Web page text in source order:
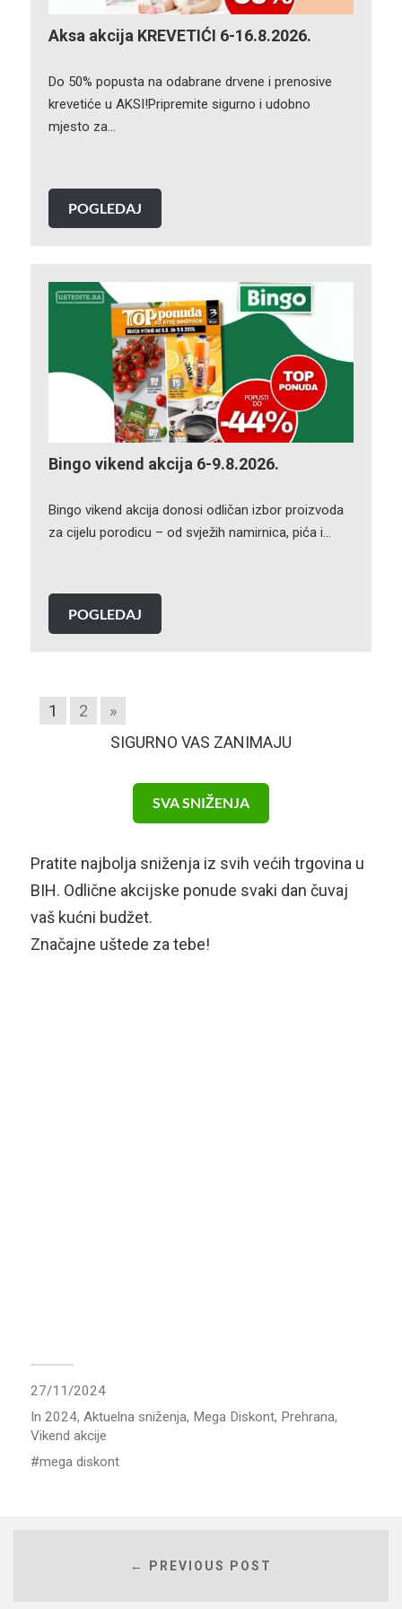
Aksa akcija KREVETIĆI 6-16.8.2026.
Do 50% popusta na odabrane drvene i prenosive
krevetiće u AKSI!Pripremite sigurno i udobno
mjesto za…
POGLEDAJ
Bingo vikend akcija 6-9.8.2026.
Bingo vikend akcija donosi odličan izbor proizvoda
za cijelu porodicu – od svježih namirnica, pića i…
POGLEDAJ
1 2
»
SIGURNO VAS ZANIMAJU
SVA SNIŽENJA
Pratite najbolja sniženja iz svih većih trgovina u
BIH. Odlične akcijske ponude svaki dan čuvaj
vaš kućni budžet.
Značajne uštede za tebe!
27/11/2024
In 2024, Aktuelna sniženja, Mega Diskont, Prehrana,
Vikend akcije
mega diskont
← PREVIOUS POST